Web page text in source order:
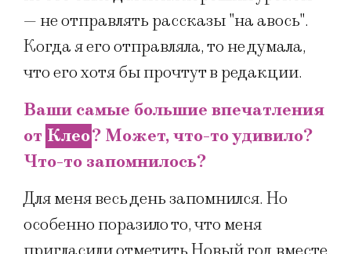
— не отправлять рассказы "на авось".
Когда я его отправляла, то не думала,
что его хотя бы прочтут в редакции.
Ваши самые большие впечатления
от Клео? Может, что-то удивило?
Что-то запомнилось?
Для меня весь день запомнился. Но
особенно поразило то, что меня